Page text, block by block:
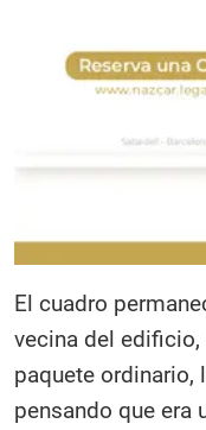
El cuadro
vecina del edificio,
paquete ordinario,
pensando que era